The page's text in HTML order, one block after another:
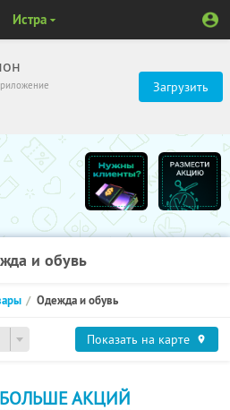
Загрузить
Истра
и обувь
Одежда и обувь
Показать на карте
АКЦИЙ